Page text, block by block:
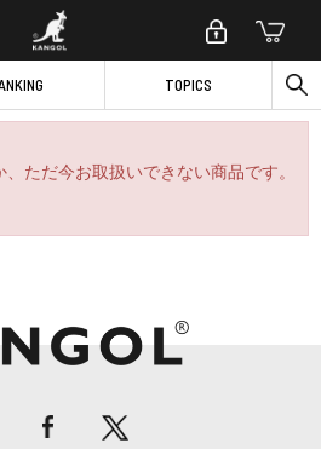
TOPICS
ただ今お取扱いできない商品です。